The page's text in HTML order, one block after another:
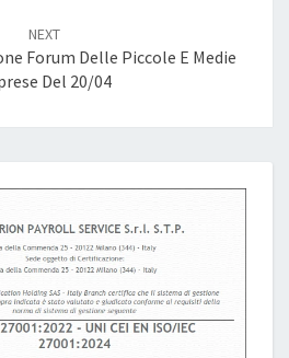
NEXT
Forum Delle Piccole E Medie
Del 20/04